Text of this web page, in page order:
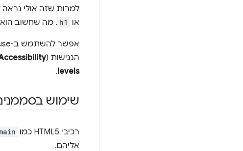
למרות שזה אולי נראה
או h1 . מה שחשוב הוא
הנגישות (
levels
.
שימוש בסממנים
רכיבי HTML5 כמו
אליהם.